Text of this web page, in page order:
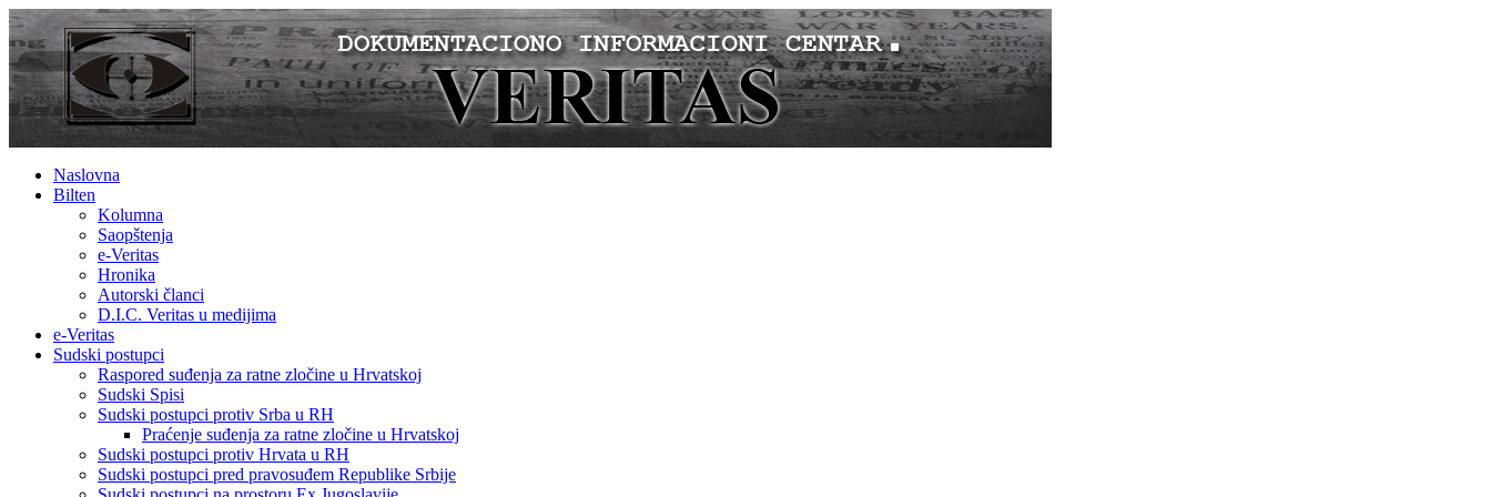
Naslovna
Bilten
Kolumna
Saopštenja
e-Veritas
Hronika
Autorski članci
D.I.C. Veritas u medijima
e-Veritas
Sudski postupci
Raspored suđenja za ratne zločine u Hrvatskoj
Sudski Spisi
Sudski postupci protiv Srba u RH
Praćenje suđenja za ratne zločine u Hrvatskoj
Sudski postupci protiv Hrvata u RH
Sudski postupci pred pravosuđem Republike Srbije